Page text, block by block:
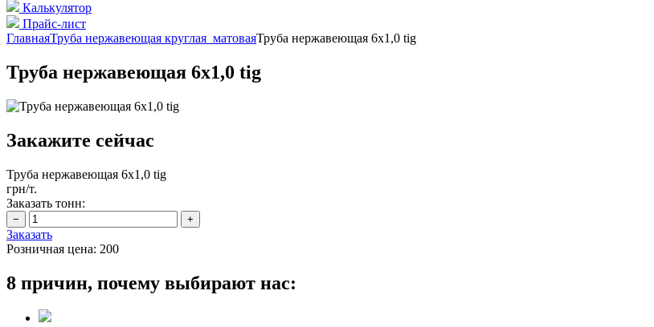
Калькулятор
Прайс-лист
ГлавнаяТруба нержавеющая круглая матоваяТруба нержавеющая 6х1,0 tig
Труба нержавеющая 6х1,0 tig
Закажите сейчас
Труба нержавеющая 6х1,0 tig
грн/т.
Заказать тонн:
Заказать
Розничная цена: 200
8 причин, почему выбирают нас: